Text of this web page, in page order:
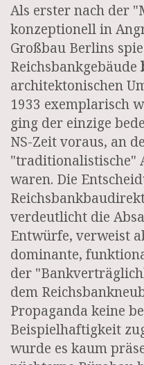
Als erster nach der
konzeptionell in
Großbau Berlins
Reichsbankgebäude
architektonischen
1933 exemplarisch
ging der einzige
NS-Zeit voraus, an
"traditionalistische"
waren. Die
verdeutlicht die
Entwürfe, verweist
dominante,
der
dem
Propaganda keine
Beispielhaftigkeit
wurde es kaum